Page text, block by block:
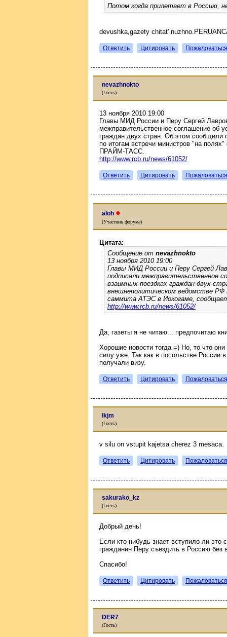
Потом когда прилетает в Россию,
devushka,gazety chitat'
Ответить Цитировать Пожаловаться
nevazhnokto
(Гость)
13 ноября 2010 19:00
Главы МИД России и Перу Сергей
межправительственное соглашение об
граждан двух стран. Об этом сообщили
по итогам встречи министров "на
ПРАЙМ-ТАСС.
http://www.rcb.ru/news/61052/
Ответить Цитировать Пожаловаться
aloh ●
(Участник форума)
Цитата:
Сообщение от nevazhnokto
13 ноября 2010 19:00
Главы МИД России и Перу Сергей
подписали межправительственное
взаимных поездках граждан двух
внешнеполитическом ведомстве РФ
саммита АТЭС в Иокогаме,
http://www.rcb.ru/news/61052/
Да, газеты я не читаю... предпочитаю
Хорошие новости тогда =) Но, то что
силу уже. Так как в посольстве России
получали визу.
Ответить Цитировать Пожаловаться
lkjm
(Гость)
v silu on vstupit kajetsa cherez 3 mesaca.
Ответить Цитировать Пожаловаться
sakurako_kz
(Гость)
Добрый день!
Если кто-нибудь знает вступило ли
гражданин Перу съездить в Россию без
Спасибо!
Ответить Цитировать Пожаловаться
DER7
(Гость)